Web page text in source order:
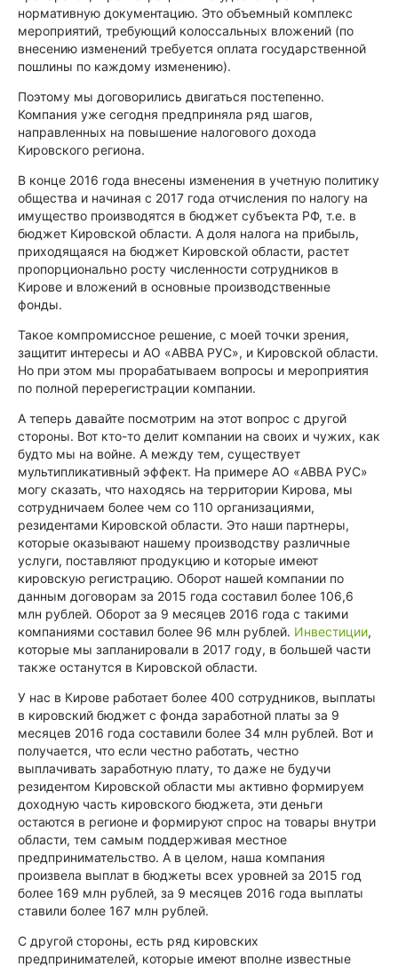
нормативную документацию. Это объемный комплекс
мероприятий, требующий колоссальных вложений (по
внесению изменений требуется оплата государственной
пошлины по каждому изменению).
Поэтому мы договорились двигаться постепенно.
Компания уже сегодня предприняла ряд шагов,
направленных на повышение налогового дохода
Кировского региона.
В конце 2016 года внесены изменения в учетную политику
общества и начиная с 2017 года отчисления по налогу на
имущество производятся в бюджет субъекта РФ, т.е. в
бюджет Кировской области. А доля налога на прибыль,
приходящаяся на бюджет Кировской области, растет
пропорционально росту численности сотрудников в
Кирове и вложений в основные производственные
фонды.
Такое компромиссное решение, с моей точки зрения,
защитит интересы и АО «АВВА РУС», и Кировской области.
Но при этом мы прорабатываем вопросы и мероприятия
по полной перерегистрации компании.
А теперь давайте посмотрим на этот вопрос с другой
стороны. Вот кто-то делит компании на своих и чужих, как
будто мы на войне. А между тем, существует
мультипликативный эффект. На примере АО «АВВА РУС»
могу сказать, что находясь на территории Кирова, мы
сотрудничаем более чем со 110 организациями,
резидентами Кировской области. Это наши партнеры,
которые оказывают нашему производству различные
услуги, поставляют продукцию и которые имеют
кировскую регистрацию. Оборот нашей компании по
данным договорам за 2015 года составил более 106,6
млн рублей. Оборот за 9 месяцев 2016 года с такими
компаниями составил более 96 млн руб­лей. Инвестиции,
которые мы запланировали в 2017 году, в большей части
также останутся в Кировской области.
У нас в Кирове работает более 400 сотрудников, выплаты
в кировский бюджет с фонда заработной платы за 9
месяцев 2016 года составили более 34 млн руб­лей. Вот и
получается, что если честно работать, честно
выплачивать заработную плату, то даже не будучи
резидентом Кировской области мы активно формируем
доходную часть кировского бюджета, эти деньги
остаются в регионе и формируют спрос на товары внутри
области, тем самым поддерживая местное
предпринимательство. А в целом, наша компания
произвела выплат в бюджеты всех уровней за 2015 год
более 169 млн рублей, за 9 месяцев 2016 года выплаты
ставили более 167 млн рублей.
С другой стороны, есть ряд кировских
предпринимателей, которые имеют вполне известные